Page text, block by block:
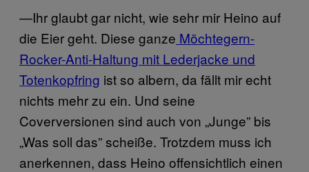
—Ihr glaubt gar nicht, wie sehr mir Heino auf
die Eier geht. Diese ganze Möchtegern-
Rocker-Anti-Haltung mit Lederjacke und
Totenkopfring ist so albern, da fällt mir echt
nichts mehr zu ein. Und seine
Coverversionen sind auch von „Junge” bis
„Was soll das” scheiße. Trotzdem muss ich
anerkennen, dass Heino offensichtlich einen